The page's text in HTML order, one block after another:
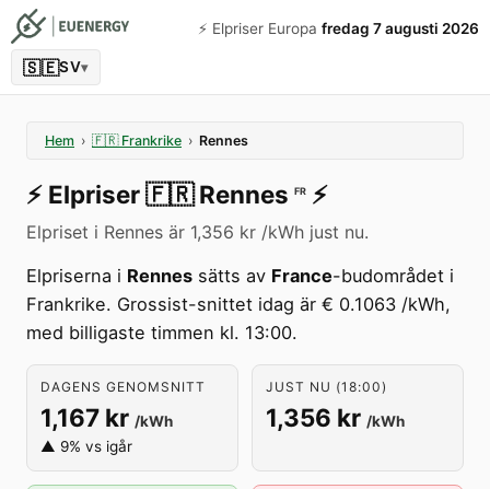
⚡️ Elpriser Europa fredag 7 augusti 2026
🇸🇪SV▾
Hem › 🇫🇷 Frankrike › Rennes
⚡️ Elpriser🇫🇷 Rennes FR ⚡️
Elpriset i Rennes är 1,356 kr /kWh just nu.
Elpriserna i Rennes sätts av France-budområdet i
Frankrike. Grossist-snittet idag är € 0.1063 /kWh,
med billigaste timmen kl. 13:00.
DAGENS GENOMSNITT
1,167 kr /kWh
▲ 9% vs igår
JUST NU (18:00)
1,356 kr /kWh